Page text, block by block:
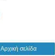
Αρχική σελίδα